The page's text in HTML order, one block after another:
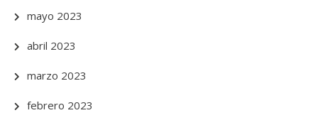
mayo 2023
abril 2023
marzo 2023
febrero 2023